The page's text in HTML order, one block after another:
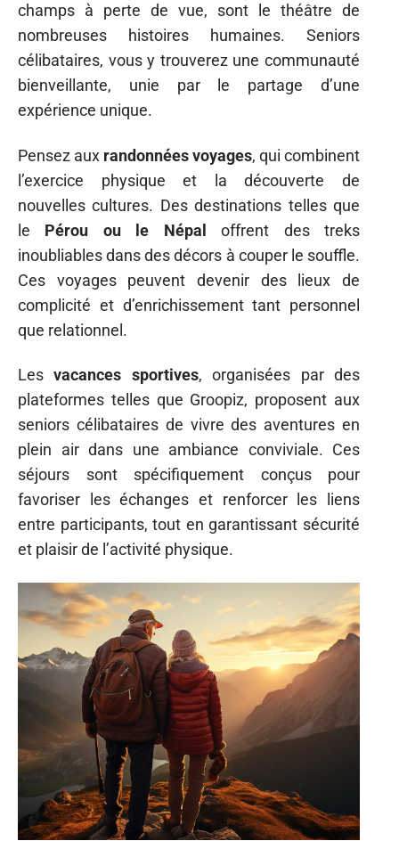
champs à perte de vue, sont le théâtre de
nombreuses histoires humaines. Seniors
célibataires, vous y trouverez une communauté
bienveillante, unie par le partage d’une
expérience unique.
Pensez aux randonnées voyages, qui combinent
l’exercice physique et la découverte de
nouvelles cultures. Des destinations telles que
le Pérou ou le Népal offrent des treks
inoubliables dans des décors à couper le souffle.
Ces voyages peuvent devenir des lieux de
complicité et d’enrichissement tant personnel
que relationnel.
Lesvacances sportives, organisées par des
plateformes telles que Groopiz, proposent aux
seniors célibataires de vivre des aventures en
plein air dans une ambiance conviviale. Ces
séjours sont spécifiquement conçus pour
favoriser les échanges et renforcer les liens
entre participants, tout en garantissant sécurité
et plaisir de l’activité physique.